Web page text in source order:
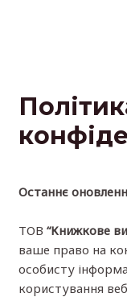
Останнє
ТОВ“Книжкове
ваше право на
особисту
користування